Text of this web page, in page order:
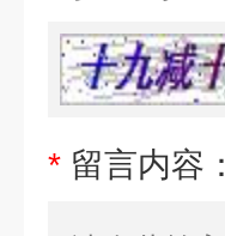
* 留言内容：